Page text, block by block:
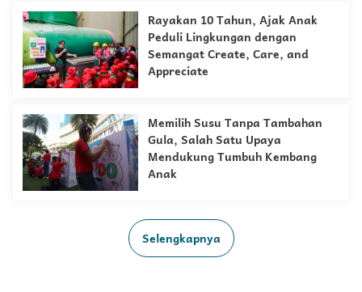
Rayakan 10 Tahun, Ajak Anak
Peduli Lingkungan dengan
Semangat Create, Care, and
Appreciate
Memilih Susu Tanpa Tambahan
Gula, Salah Satu Upaya
Mendukung Tumbuh Kembang
Anak
Selengkapnya